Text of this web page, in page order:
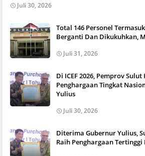
Juli 30, 2026
Total 146 Personel
Berganti Dan Dikukuhkan,
Juli 31, 2026
Di ICEF 2026, Pemprov
Penghargaan Tingkat
Yulius
Juli 30, 2026
Diterima Gubernur Yulius,
Raih Penghargaan Tertinggi